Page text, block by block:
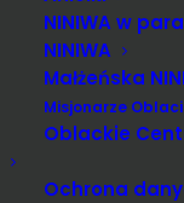
NINIWA w
NINIWA
Małżeńska
Misjonarze Oblaci
Oblackie
Ochrona